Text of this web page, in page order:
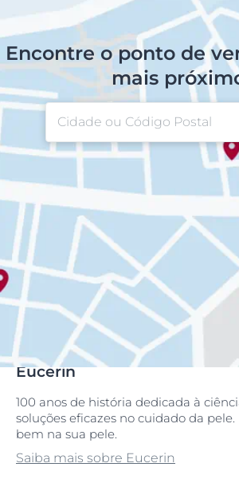
Encontre o ponto de
mais
Eucerin
100 anos de história dedicada à
soluções eficazes no cuidado da
bem na sua pele.
Saiba mais sobre Eucerin